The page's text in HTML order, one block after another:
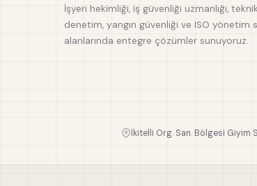
İşyeri hekimliği, iş güvenliği uzmanlığı,
denetim, yangın güvenliği ve ISO yönetim
alanlarında entegre çözümler sunuyoruz.
İkitelli Org. San. Bölgesi Giyim